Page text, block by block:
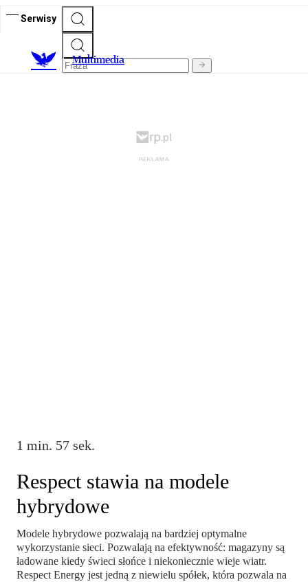
Serwisy
Multimedia
1 min. 57 sek.
Respect stawia na modele
hybrydowe
Modele hybrydowe pozwalają na bardziej optymalne
wykorzystanie sieci. Pozwalają na efektywność: magazyny są
ładowane kiedy świeci słońce i niekoniecznie wieje wiatr.
Respect Energy jest jedną z niewielu spółek, która pozwala na